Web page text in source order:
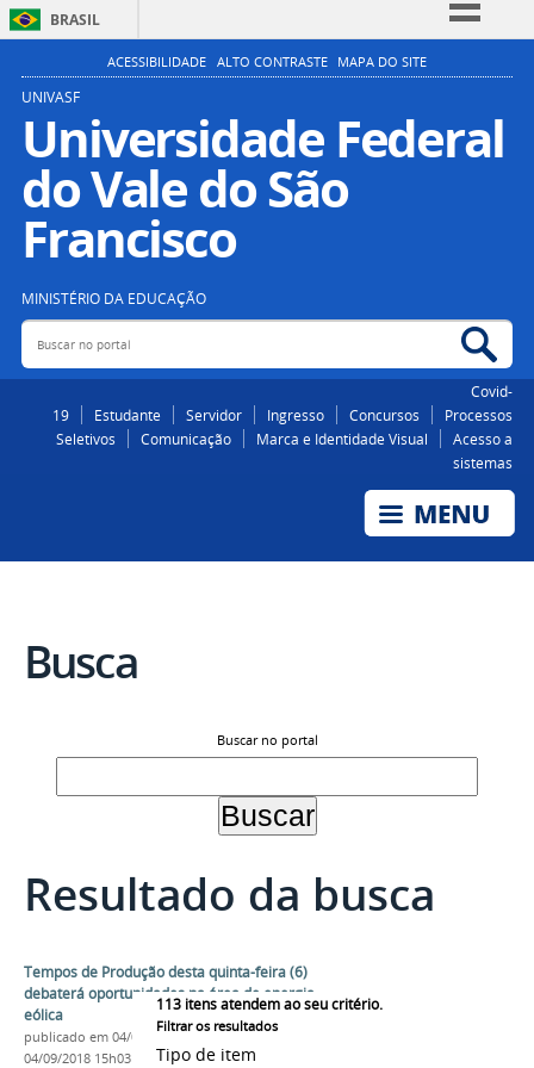
BRASIL
Simplifique!
Participe
Acesso à informação
Legislação
ACESSIBILIDADE ALTO CONTRASTE MAPA DO SITE
UNIVASF
Universidade Federal
do Vale do São
Francisco
MINISTÉRIO DA EDUCAÇÃO
Buscar no portal
Covid-
19
Estudante Servidor Ingresso Concursos
Processos
Seletivos
Comunicação Marca e Identidade Visual
Acesso a
sistemas
Busca
Buscar no portal
Resultado da busca
113 itens atendem ao seu critério.
Filtrar os resultados
Tipo de item
Tempos de Produção desta quinta-feira (6)
debaterá oportunidades na área de energia
eólica
publicado em 04/09/2018—última modificação
04/09/2018 15h03